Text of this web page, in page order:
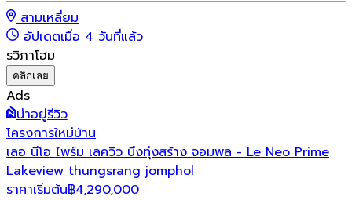
สามเหลี่ยม
อัปเดตเมื่อ 4 วันที่แล้ว
รวิภาโฮม
คลิกเลย
Ads
น่าอยู่รีวิว
โครงการใหม่บ้าน
เลอ นีโอ ไพร์ม เลควิว บึงทุ่งสร้าง จอมพล - Le Neo Prime
Lakeview thungsrang jomphol
ราคาเริ่มต้น฿4,290,000